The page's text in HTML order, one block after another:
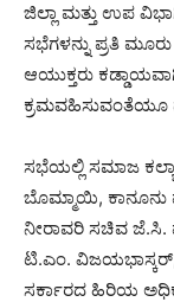
ಜಿಲ್ಲಾ ಮತ್ತು ಉಪ
ಸಭೆಗಳನ್ನು ಪ್ರತಿ
ಆಯುಕ್ತರು
ಕ್ರಮವಹಿಸುವಂತೆಯೂ
ಸಭೆಯಲ್ಲಿ ಸಮಾಜ
ಬೊಮ್ಮಾಯಿ, ಕಾನೂನು
ನೀರಾವರಿ ಸಚಿವ ಜೆ.ಸಿ.
ಟಿ.ಎಂ.
ಸರ್ಕಾರದ ಹಿರಿಯ